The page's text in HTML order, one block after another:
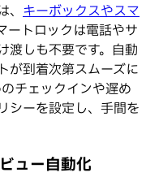
キーボックスやスマ
ートロックは電話やサ
渡しも不要です。自動
が到着次第スムーズに
チェックインや遅め
シーを設定し、手間を
ュー自動化